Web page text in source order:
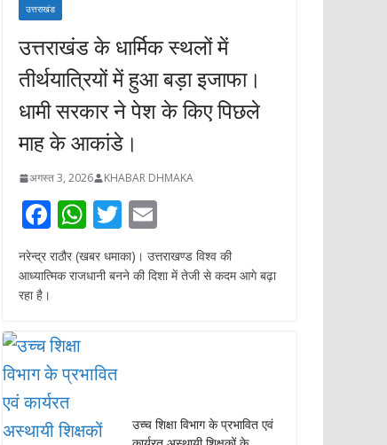
उत्तराखंड
उत्तराखंड के धार्मिक स्थलों में
तीर्थयात्रियों में हुआ बड़ा इजाफा।
धामी सरकार ने पेश के किए पिछले
माह के आकांडे।
अगस्त 3, 2026 KHABAR DHMAKA
F
ac
e
o
o
k
W
h
at
p
p
T
w
itt
m
ai
नरेन्द्र राठौर (खबर धमाका)। उत्तराखण्ड विश्व की
आध्यात्मिक राजधानी बनने की दिशा में तेजी से कदम आगे बढ़ा
रहा है।
उच्च शिक्षा विभाग के प्रभावित एवं